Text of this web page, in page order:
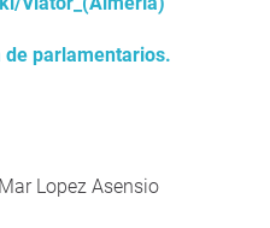
de parlamentarios.
Lopez Asensio